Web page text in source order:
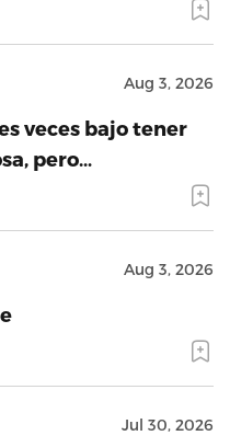
Aug 3, 2026
veces bajo tener
pero…
Aug 3, 2026
Jul 30, 2026